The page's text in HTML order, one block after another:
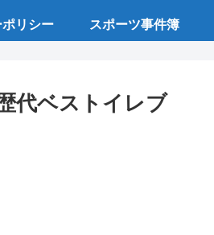
リシー スポーツ事件簿
代ベストイレブ